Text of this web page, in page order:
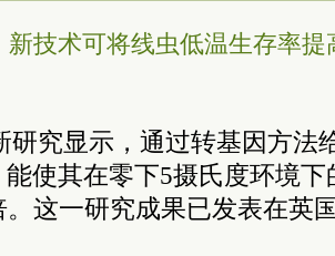
新技术可将线虫低温生存率提
研究显示，通过转基因方法
使其在零下5摄氏度环境
。这一研究成果已发表在英